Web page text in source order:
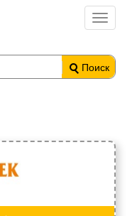
Toggle
Поиск